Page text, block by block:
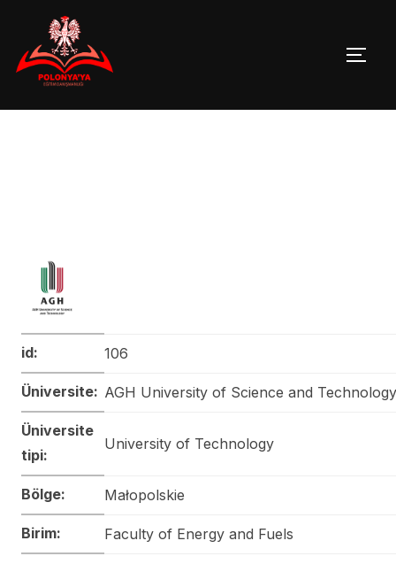
content
id: 106
Üniversite: AGH University of Science and Technology
Üniversite
tipi:
University of Technology
Bölge: Małopolskie
Birim: Faculty of Energy and Fuels